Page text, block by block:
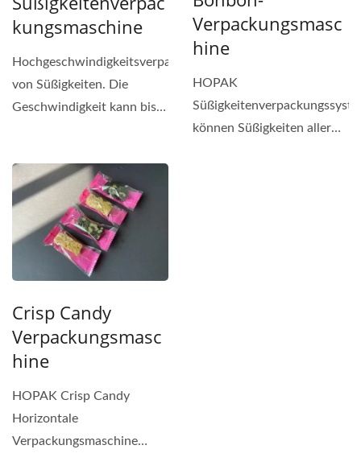
Kungsmaschine
Hochgeschwindigkeitsverpackung
von Süßigkeiten. Die
Geschwindigkeit kann bis
Verpackungsmasc
Hine
HOPAK
können Süßigkeiten aller
Crisp Candy
Verpackungsmasc
Hine
HOPAK Crisp Candy
Horizontale
Verpackungsmaschine